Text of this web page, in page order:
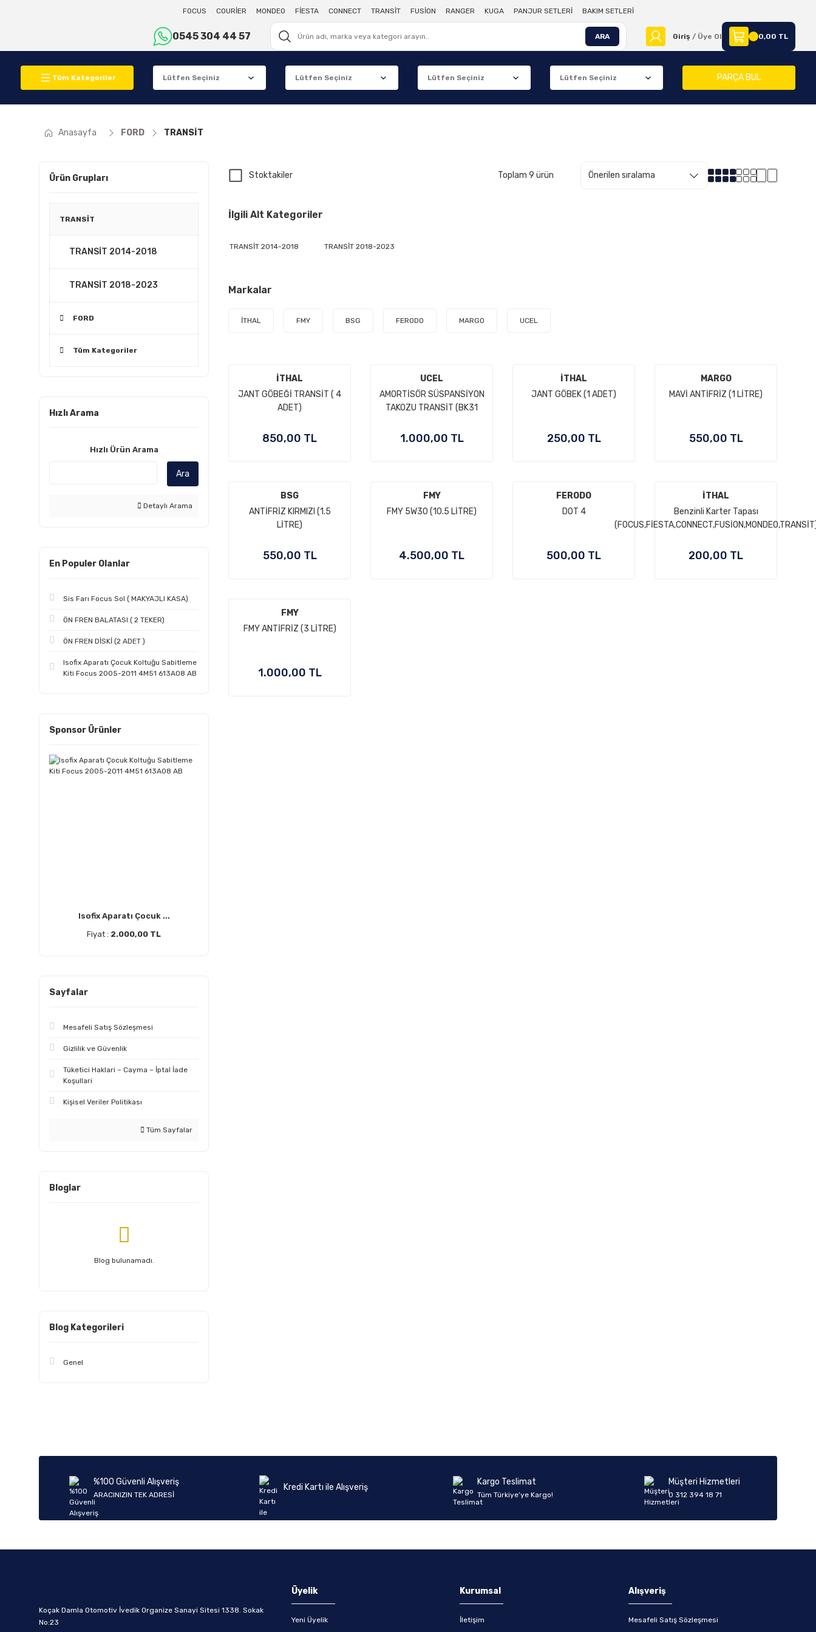
FOCUS COURİER MONDEO FİESTA CONNECT TRANSİT FUSİON RANGER KUGA PANJUR SETLERİ BAKIM SETLERİ
0545 304 44 57 ARA Giriş / Üye Ol 0,00 TL
Tüm Kategoriler PARÇA BUL
Anasayfa FORD TRANSİT
Ürün Grupları
TRANSİT
TRANSİT 2014-2018
TRANSİT 2018-2023
FORD
Tüm Kategoriler
Hızlı Arama
Hızlı Ürün Arama
Ara
Detaylı Arama
En Populer Olanlar
Sis Farı Focus Sol ( MAKYAJLI KASA)
ÖN FREN BALATASI ( 2 TEKER)
ÖN FREN DİSKİ (2 ADET )
Isofix Aparatı Çocuk Koltuğu Sabitleme
Kiti Focus 2005-2011 4M51 613A08 AB
Sponsor Ürünler
Isofix Aparatı Çocuk ...
Fiyat : 2.000,00 TL
Sayfalar
Mesafeli Satış Sözleşmesi
Gizlilik ve Güvenlik
Tüketici Haklari – Cayma – İptal İade
Koşullari
Kişisel Veriler Politikası
Tüm Sayfalar
Bloglar
Blog bulunamadı.
Blog Kategorileri
Genel
Stoktakiler Toplam 9 ürün
İlgili Alt Kategoriler
TRANSİT 2014-2018 TRANSİT 2018-2023
Markalar
İTHAL FMY BSG FERODO MARGO UCEL
İTHAL
JANT GÖBEĞİ TRANSİT ( 4
ADET)
850,00 TL
UCEL
AMORTİSÖR SÜSPANSİYON
TAKOZU TRANSİT (BK31
1.000,00 TL
İTHAL
JANT GÖBEK (1 ADET)
250,00 TL
MARGO
MAVİ ANTİFRİZ (1 LİTRE)
550,00 TL
BSG
ANTİFRİZ KIRMIZI (1.5
LİTRE)
550,00 TL
FMY
FMY 5W30 (10.5 LİTRE)
4.500,00 TL
FERODO
DOT 4
500,00 TL
İTHAL
Benzinli Karter Tapası
200,00 TL
FMY
FMY ANTİFRİZ (3 LİTRE)
1.000,00 TL
%100 Güvenli Alışveriş
ARACINIZIN TEK ADRESİ
Kredi Kartı ile Alışveriş
Kargo Teslimat
Tüm Türkiye’ye Kargo!
Müşteri Hizmetleri
0 312 394 18 71
Koçak Damla Otomotiv İvedik Organize Sanayi Sitesi 1338. Sokak
No:23
Üyelik
Yeni Üyelik
Kurumsal
İletişim
Alışveriş
Mesafeli Satış Sözleşmesi